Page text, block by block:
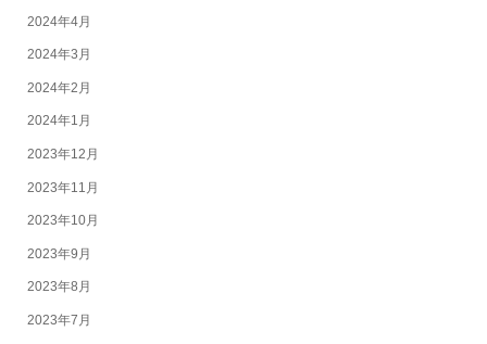
2024年4月
2024年3月
2024年2月
2024年1月
2023年12月
2023年11月
2023年10月
2023年9月
2023年8月
2023年7月